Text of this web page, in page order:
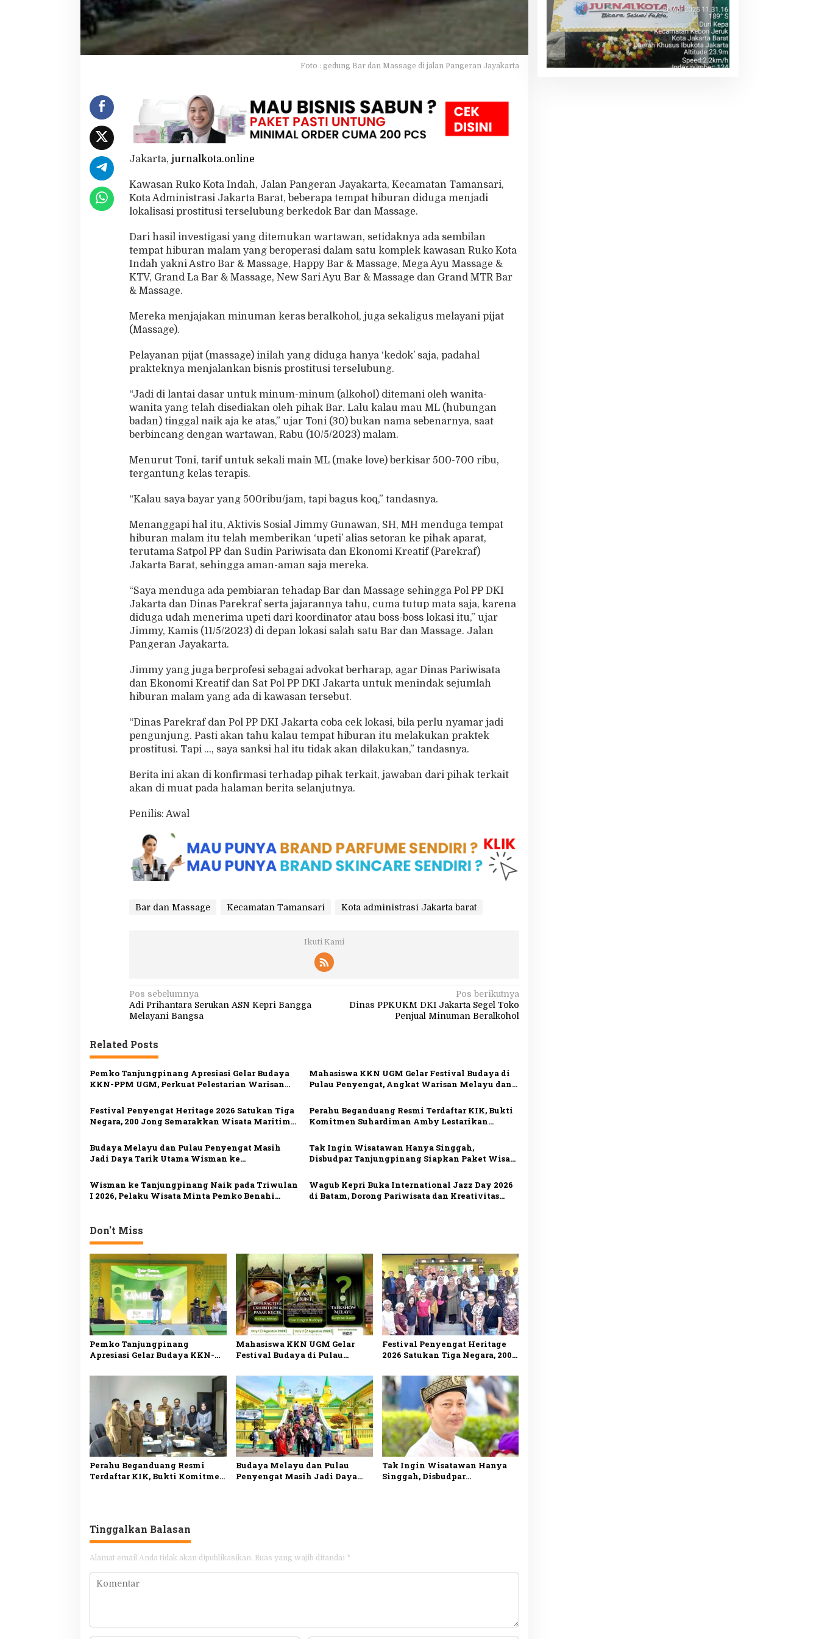
n
k
e
d
o
B
r
d
a
n
a
s
s
g
Foto : gedung Bar dan Massage di jalan Pangeran Jayakarta
Jakarta, jurnalkota.online
Kawasan Ruko Kota Indah, Jalan Pangeran Jayakarta, Kecamatan Tamansari,
Kota Administrasi Jakarta Barat, beberapa tempat hiburan diduga menjadi
lokalisasi prostitusi terselubung berkedok Bar dan Massage.
Dari hasil investigasi yang ditemukan wartawan, setidaknya ada sembilan
tempat hiburan malam yang beroperasi dalam satu komplek kawasan Ruko Kota
Indah yakni Astro Bar & Massage, Happy Bar & Massage, Mega Ayu Massage &
KTV, Grand La Bar & Massage, New Sari Ayu Bar & Massage dan Grand MTR Bar
& Massage.
Mereka menjajakan minuman keras beralkohol, juga sekaligus melayani pijat
(Massage).
Pelayanan pijat (massage) inilah yang diduga hanya ‘kedok’ saja, padahal
prakteknya menjalankan bisnis prostitusi terselubung.
“Jadi di lantai dasar untuk minum-minum (alkohol) ditemani oleh wanita-
wanita yang telah disediakan oleh pihak Bar. Lalu kalau mau ML (hubungan
badan) tinggal naik aja ke atas,” ujar Toni (30) bukan nama sebenarnya, saat
berbincang dengan wartawan, Rabu (10/5/2023) malam.
Menurut Toni, tarif untuk sekali main ML (make love) berkisar 500-700 ribu,
tergantung kelas terapis.
“Kalau saya bayar yang 500ribu/jam, tapi bagus koq,” tandasnya.
Menanggapi hal itu, Aktivis Sosial Jimmy Gunawan, SH, MH menduga tempat
hiburan malam itu telah memberikan ‘upeti’ alias setoran ke pihak aparat,
terutama Satpol PP dan Sudin Pariwisata dan Ekonomi Kreatif (Parekraf)
Jakarta Barat, sehingga aman-aman saja mereka.
“Saya menduga ada pembiaran tehadap Bar dan Massage sehingga Pol PP DKI
Jakarta dan Dinas Parekraf serta jajarannya tahu, cuma tutup mata saja, karena
diduga udah menerima upeti dari koordinator atau boss-boss lokasi itu,” ujar
Jimmy, Kamis (11/5/2023) di depan lokasi salah satu Bar dan Massage. Jalan
Pangeran Jayakarta.
Jimmy yang juga berprofesi sebagai advokat berharap, agar Dinas Pariwisata
dan Ekonomi Kreatif dan Sat Pol PP DKI Jakarta untuk menindak sejumlah
hiburan malam yang ada di kawasan tersebut.
“Dinas Parekraf dan Pol PP DKI Jakarta coba cek lokasi, bila perlu nyamar jadi
pengunjung. Pasti akan tahu kalau tempat hiburan itu melakukan praktek
prostitusi. Tapi …, saya sanksi hal itu tidak akan dilakukan,” tandasnya.
Berita ini akan di konfirmasi terhadap pihak terkait, jawaban dari pihak terkait
akan di muat pada halaman berita selanjutnya.
Penilis: Awal
Bar dan Massage Kecamatan Tamansari Kota administrasi Jakarta barat
Ikuti Kami
N
a
i
g
a
i
o
s
Pos sebelumnya
Adi Prihantara Serukan ASN Kepri Bangga
Melayani Bangsa
Pos berikutnya
Dinas PPKUKM DKI Jakarta Segel Toko
Penjual Minuman Beralkohol
Related Posts
Pemko Tanjungpinang Apresiasi Gelar Budaya
KKN-PPM UGM, Perkuat Pelestarian Warisan
Mahasiswa KKN UGM Gelar Festival Budaya di
Pulau Penyengat, Angkat Warisan Melayu dan
Festival Penyengat Heritage 2026 Satukan Tiga
Negara, 200 Jong Semarakkan Wisata Maritim
Perahu Beganduang Resmi Terdaftar KIK, Bukti
Komitmen Suhardiman Amby Lestarikan
Budaya Melayu dan Pulau Penyengat Masih
Jadi Daya Tarik Utama Wisman ke
Tak Ingin Wisatawan Hanya Singgah,
Disbudpar Tanjungpinang Siapkan Paket Wisata
Wisman ke Tanjungpinang Naik pada Triwulan
I 2026, Pelaku Wisata Minta Pemko Benahi
Wagub Kepri Buka International Jazz Day 2026
di Batam, Dorong Pariwisata dan Kreativitas
Don't Miss
Pemko Tanjungpinang
Apresiasi Gelar Budaya KKN-
Warisan Melayu di Penyengat
Mahasiswa KKN UGM Gelar
Festival Budaya di Pulau
Melayu dan Dorong Wisata
Sejarah
Festival Penyengat Heritage
2026 Satukan Tiga Negara, 200
Maritim Kepri
Perahu Beganduang Resmi
Terdaftar KIK, Bukti Komitmen
Budaya Melayu dan Pulau
Penyengat Masih Jadi Daya
Tak Ingin Wisatawan Hanya
Singgah, Disbudpar
Tinggalkan Balasan
Alamat email Anda tidak akan dipublikasikan. Ruas yang wajib ditandai *